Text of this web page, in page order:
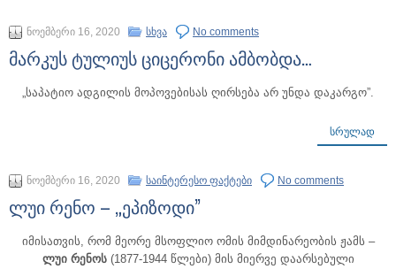
ნოემბერი 16, 2020 სხვა No comments
მარკუს ტულიუს ციცერონი ამბობდა…
„საპატიო ადგილის მოპოვებისას ღირსება არ უნდა დაკარგო”.
ᲡᲠᲣᲚᲐᲓ
ნოემბერი 16, 2020 საინტერესო ფაქტები No comments
ლუი რენო – „ეპიზოდი”
იმისათვის, რომ მეორე მსოფლიო ომის მიმდინარეობის ჟამს –
ლუი რენოს(1877-1944 წლები) მის მიერვე დაარსებული